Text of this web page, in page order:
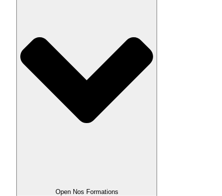
Open Nos Formations